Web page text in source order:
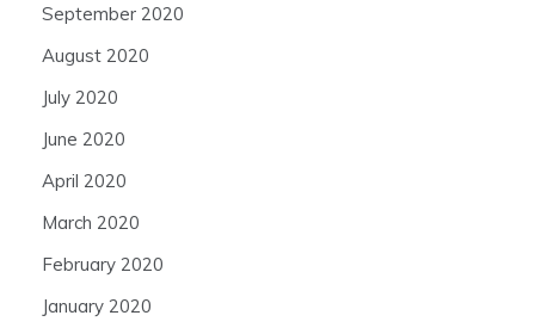
September 2020
August 2020
July 2020
June 2020
April 2020
March 2020
February 2020
January 2020